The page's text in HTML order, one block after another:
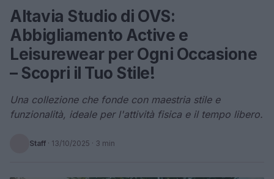
Altavia Studio di OVS:
Abbigliamento Active e
Leisurewear per Ogni Occasione
– Scopri il Tuo Stile!
Una collezione che fonde con maestria stile e
funzionalità, ideale per l'attività fisica e il tempo libero.
Staff · 13/10/2025 · 3 min